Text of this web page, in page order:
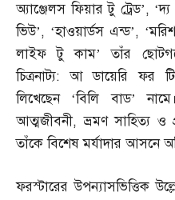
অ্যাঞ্জেলস ফিয়ার টু ট্রেড’, ‘দ্য
ভিউ’, ‘হাওয়ার্ডস এন্ড’, ‘
লাইফ টু কাম’ তাঁর
চিত্রনাট্য:আ ডায়েরি ফর
লিখেছেন ‘বিলি বাড’
আত্মজীবনী,ভ্রমণ সাহিত্য ও
তাঁকে বিশেষ মর্যাদার আসনে
ফরস্টারের উপন্যাসভিত্তিক